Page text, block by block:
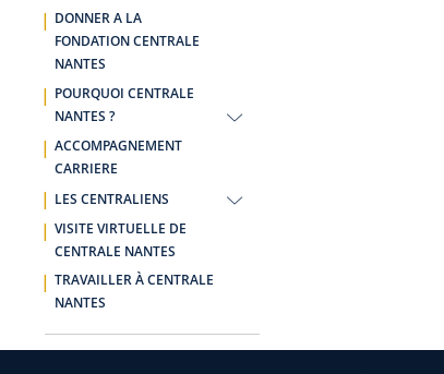
DONNER A LA
FONDATION CENTRALE
NANTES
POURQUOI CENTRALE
NANTES ?
ACCOMPAGNEMENT
CARRIERE
LES CENTRALIENS
VISITE VIRTUELLE DE
CENTRALE NANTES
TRAVAILLER À CENTRALE
NANTES